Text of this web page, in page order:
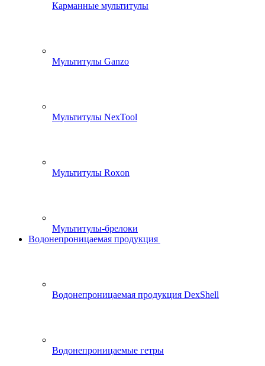
Карманные мультитулы
Мультитулы Ganzo
Мультитулы NexTool
Мультитулы Roxon
Мультитулы-брелоки
Водонепроницаемая продукция
Водонепроницаемая продукция DexShell
Водонепроницаемые гетры